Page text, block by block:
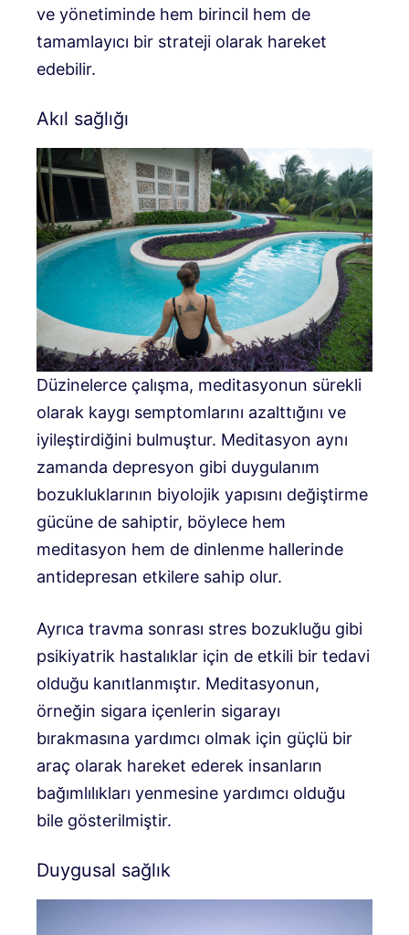
ve yönetiminde hem birincil hem de
tamamlayıcı bir strateji olarak hareket
edebilir.
Akıl sağlığı
Düzinelerce çalışma, meditasyonun sürekli
olarak kaygı semptomlarını azalttığını ve
iyileştirdiğini bulmuştur. Meditasyon aynı
zamanda depresyon gibi duygulanım
bozukluklarının biyolojik yapısını değiştirme
gücüne de sahiptir, böylece hem
meditasyon hem de dinlenme hallerinde
antidepresan etkilere sahip olur.
Ayrıca travma sonrası stres bozukluğu gibi
psikiyatrik hastalıklar için de etkili bir tedavi
olduğu kanıtlanmıştır. Meditasyonun,
örneğin sigara içenlerin sigarayı
bırakmasına yardımcı olmak için güçlü bir
araç olarak hareket ederek insanların
bağımlılıkları yenmesine yardımcı olduğu
bile gösterilmiştir.
Duygusal sağlık